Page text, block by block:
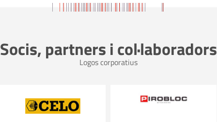
Socis, partners i col·laboradors
Logos corporatius